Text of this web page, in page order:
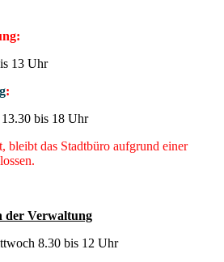
13 Uhr
:
bis 18 Uhr
das Stadtbüro aufgrund einer
der Verwaltung
8.30 bis 12 Uhr